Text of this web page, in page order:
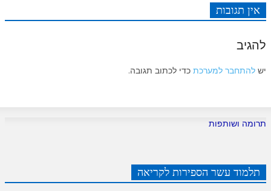
אין תגובות
להגיב
יש להתחבר למערכת כדי לכתוב תגובה.
תרומה ושותפות
תלמוד עשר הספירות לקריאה